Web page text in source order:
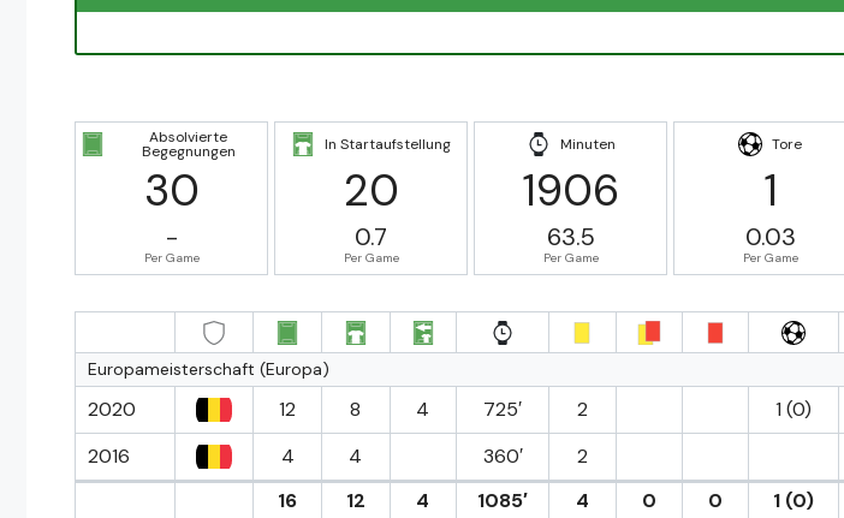
Absolvierte
Begegnungen
30
-
Per Game
In Startaufstellung
20
0.7
Per Game
Minuten
1906
63.5
Per Game
Tore
1
0.03
Per Game
Europameisterschaft (Europa)
2020 12 8 4 725′ 2 1 (0)
2016 4 4 360′ 2
16 12 4 1085′ 4 0 0 1 (0)